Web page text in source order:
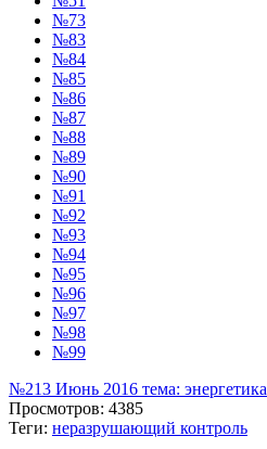
№73
№83
№84
№85
№86
№87
№88
№89
№90
№91
№92
№93
№94
№95
№96
№97
№98
№99
№213 Июнь 2016 тема: энергетика
Просмотров: 4385
Теги: неразрушающий контроль